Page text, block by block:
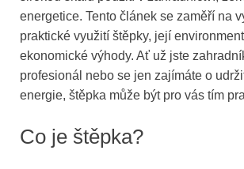
energetice. Tento článek se zaměří na
praktické využití štěpky, její
ekonomické výhody. Ať už jste
profesionál nebo se jen zajímáte o
energie, štěpka může být pro vás tím
Co je štěpka?